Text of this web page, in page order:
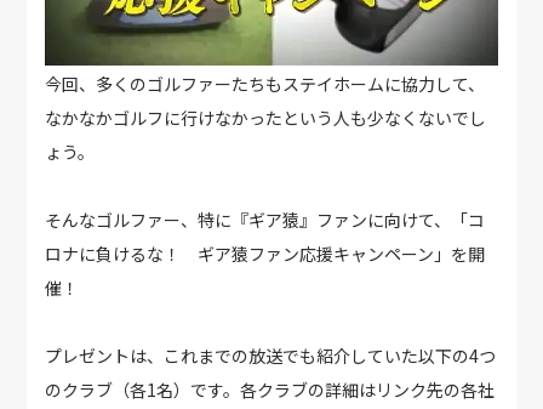
今回、多くのゴルファーたちもステイホームに協力して、
なかなかゴルフに行けなかったという人も少なくないでし
ょう。
そんなゴルファー、特に『ギア猿』ファンに向けて、「コ
ロナに負けるな！ ギア猿ファン応援キャンペーン」を開
催！
プレゼントは、これまでの放送でも紹介していた以下の4つ
のクラブ（各1名）です。各クラブの詳細はリンク先の各社